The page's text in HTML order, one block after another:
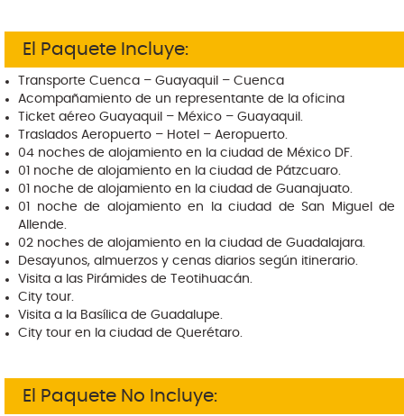
El Paquete Incluye:
Transporte Cuenca – Guayaquil – Cuenca
Acompañamiento de un representante de la oficina
Ticket aéreo Guayaquil – México – Guayaquil.
Traslados Aeropuerto – Hotel – Aeropuerto.
04 noches de alojamiento en la ciudad de México DF.
01 noche de alojamiento en la ciudad de Pátzcuaro.
01 noche de alojamiento en la ciudad de Guanajuato.
01 noche de alojamiento en la ciudad de San Miguel de
Allende.
02 noches de alojamiento en la ciudad de Guadalajara.
Desayunos, almuerzos y cenas diarios según itinerario.
Visita a las Pirámides de Teotihuacán.
City tour.
Visita a la Basílica de Guadalupe.
City tour en la ciudad de Querétaro.
City tour en la ciudad de Guadalajara.
City tour en la ciudad Pátzcuaro.
El Paquete No Incluye: